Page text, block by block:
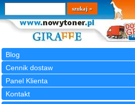
Blog
Cennik dostaw
Panel Klienta
Kontakt
Wyszukiwarka
szukaj